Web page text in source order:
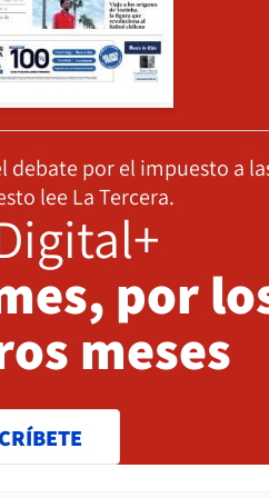
debate por el impuesto a
lee La Tercera.
por
meses